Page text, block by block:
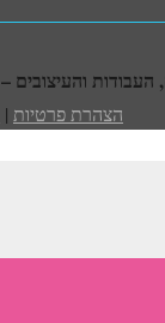
הצהרת פרטיות |